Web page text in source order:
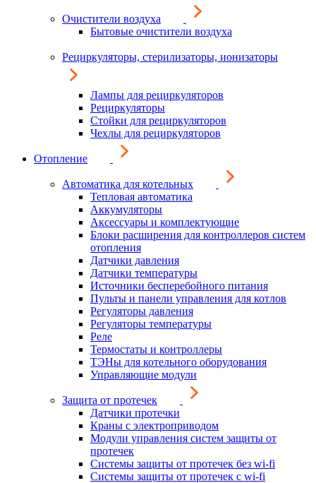
Очистители воздуха
Бытовые очистители воздуха
Рециркуляторы, стерилизаторы, ионизаторы
Лампы для рециркуляторов
Рециркуляторы
Стойки для рециркуляторов
Чехлы для рециркуляторов
Отопление
Автоматика для котельных
Тепловая автоматика
Аккумуляторы
Аксессуары и комплектующие
Блоки расширения для контроллеров систем
отопления
Датчики давления
Датчики температуры
Источники бесперебойного питания
Пульты и панели управления для котлов
Регуляторы давления
Регуляторы температуры
Реле
Термостаты и контроллеры
ТЭНы для котельного оборудования
Управляющие модули
Защита от протечек
Датчики протечки
Краны с электроприводом
Модули управления систем защиты от
протечек
Системы защиты от протечек без wi-fi
Системы защиты от протечек с wi-fi